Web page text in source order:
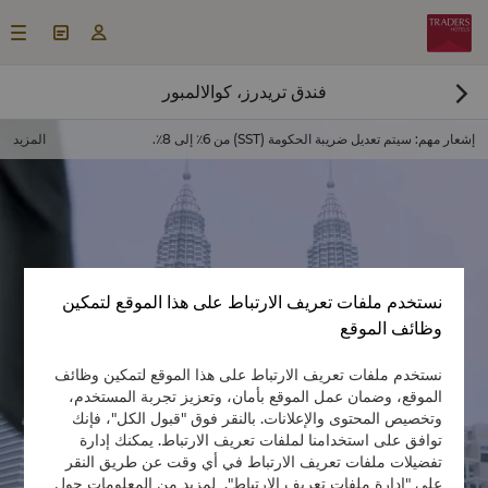



 فندق تريدرز، كوالالمبور
إشعار مهم: سيتم تعديل ضريبة الحكومة (SST) من 6٪ إلى 8٪. المزيد

احجز غرفة الآن 
نستخدم ملفات تعريف الارتباط على هذا الموقع لتمكين
وظائف الموقع
نستخدم ملفات تعريف الارتباط على هذا الموقع لتمكين وظائف
الموقع، وضمان عمل الموقع بأمان، وتعزيز تجربة المستخدم،
وتخصيص المحتوى والإعلانات. بالنقر فوق "قبول الكل"، فإنك
توافق على استخدامنا لملفات تعريف الارتباط. يمكنك إدارة
تفضيلات ملفات تعريف الارتباط في أي وقت عن طريق النقر
على "إدارة ملفات تعريف الارتباط". لمزيد من المعلومات حول